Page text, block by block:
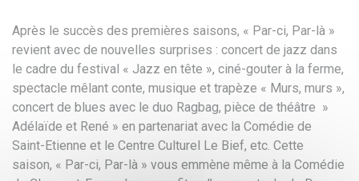
Après le succès des premières saisons, « Par-ci, Par-là »
revient avec de nouvelles surprises : concert de jazz dans
le cadre du festival « Jazz en tête », ciné-gouter à la ferme,
spectacle mêlant conte, musique et trapèze « Murs, murs »,
concert de blues avec le duo Ragbag, pièce de théâtre »
Adélaïde et René » en partenariat avec la Comédie de
Saint-Etienne et le Centre Culturel Le Bief, etc. Cette
saison, « Par-ci, Par-là » vous emmène même à la Comédie